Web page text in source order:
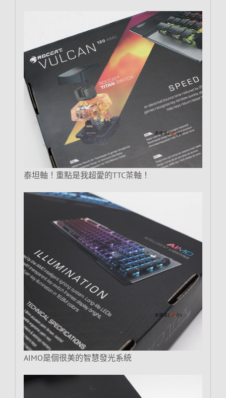
泰坦軸！重點是我超愛的TTC茶軸！
AIMO是個很美的智慧發光系統